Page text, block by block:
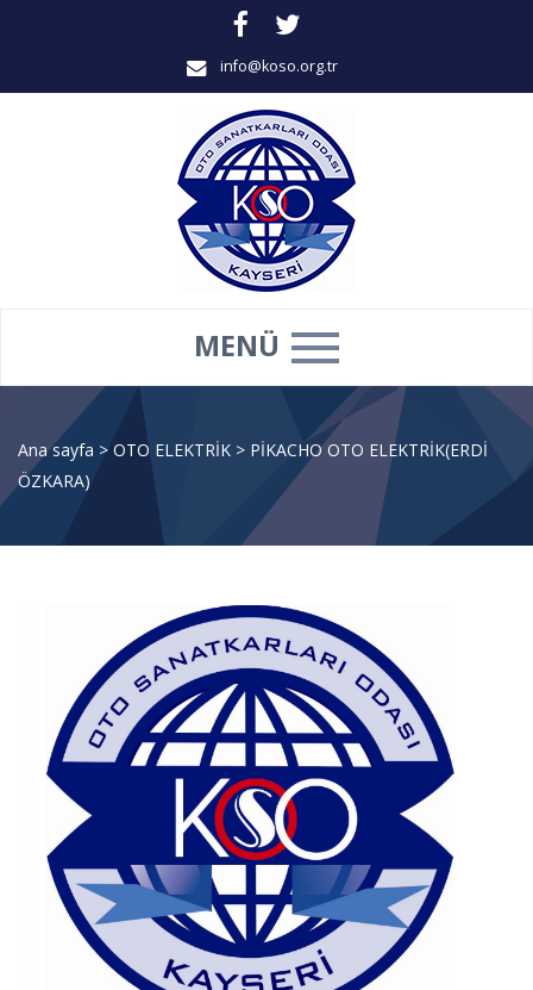
info@koso.org.tr
MENÜ
Ana sayfa > OTO ELEKTRİK > PİKACHO OTO ELEKTRİK(ERDİ
ÖZKARA)